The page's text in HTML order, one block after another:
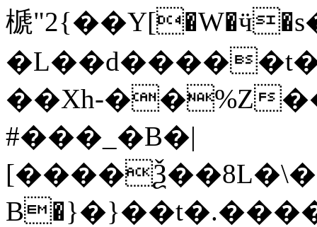
榹"2
��Xh-��%Z
#���_�B�|